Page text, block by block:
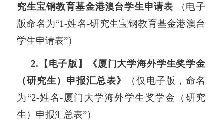
究生宝钢教育基金港澳台学生申请表
（电子
版命名为“1-姓名-研究生宝钢教育基金港澳台
学生申请表”）
2. 【电子版 】
《厦门大学海外学生奖学金
（研究生）申报汇总表》
（仅电子版，命名
为“2-姓名-厦门大学海外学生奖学金（研究
生）申报汇总表”）